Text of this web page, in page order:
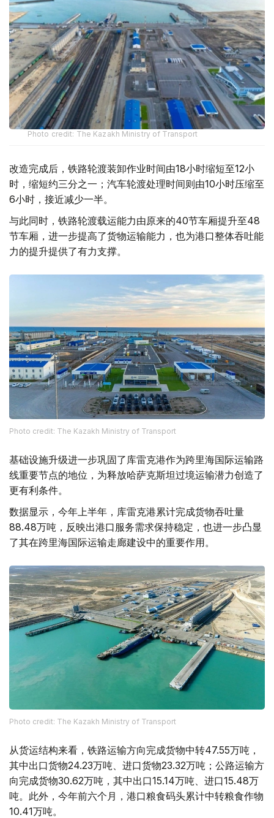
Photo credit: The Kazakh Ministry of Transport
改造完成后，铁路轮渡装卸作业时间由18小时缩短至12小
时，缩短约三分之一；汽车轮渡处理时间则由10小时压缩至
6小时，接近减少一半。
与此同时，铁路轮渡载运能力由原来的40节车厢提升至48
节车厢，进一步提高了货物运输能力，也为港口整体吞吐能
力的提升提供了有力支撑。
Photo credit: The Kazakh Ministry of Transport
基础设施升级进一步巩固了库雷克港作为跨里海国际运输路
线重要节点的地位，为释放哈萨克斯坦过境运输潜力创造了
更有利条件。
数据显示，今年上半年，库雷克港累计完成货物吞吐量
88.48万吨，反映出港口服务需求保持稳定，也进一步凸显
了其在跨里海国际运输走廊建设中的重要作用。
Photo credit: The Kazakh Ministry of Transport
从货运结构来看，铁路运输方向完成货物中转47.55万吨，
其中出口货物24.23万吨、进口货物23.32万吨；公路运输方
向完成货物30.62万吨，其中出口15.14万吨、进口15.48万
吨。此外，今年前六个月，港口粮食码头累计中转粮食作物
10.41万吨。